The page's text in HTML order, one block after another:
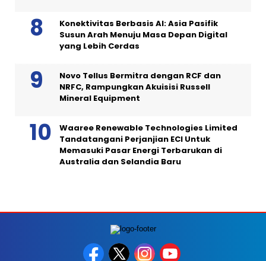
Konektivitas Berbasis AI: Asia Pasifik
Susun Arah Menuju Masa Depan Digital
yang Lebih Cerdas
Novo Tellus Bermitra dengan RCF dan
NRFC, Rampungkan Akuisisi Russell
Mineral Equipment
Waaree Renewable Technologies Limited
Tandatangani Perjanjian ECI Untuk
Memasuki Pasar Energi Terbarukan di
Australia dan Selandia Baru